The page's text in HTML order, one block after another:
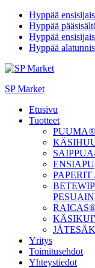
Hyppää
Hyppää
Hyppää
Hyppää
SP Market
Etusivu
Tuotteet
ENSIAPU
Yritys
Toimitusehdot
Yhteystiedot